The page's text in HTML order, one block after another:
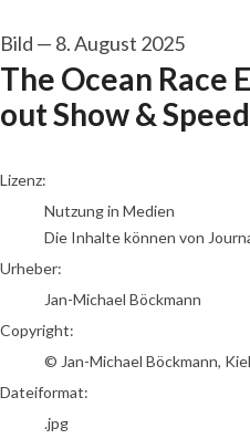
Bild — 8. August 2025
The Ocean Race
out Show &
Jan-Michael Böckmann
Lizenz:
Nutzung in Medien
Die Inhalte können von
Urheber:
Jan-Michael Böckmann
Copyright:
© Jan-Michael Böckmann,
Dateiformat:
.jpg